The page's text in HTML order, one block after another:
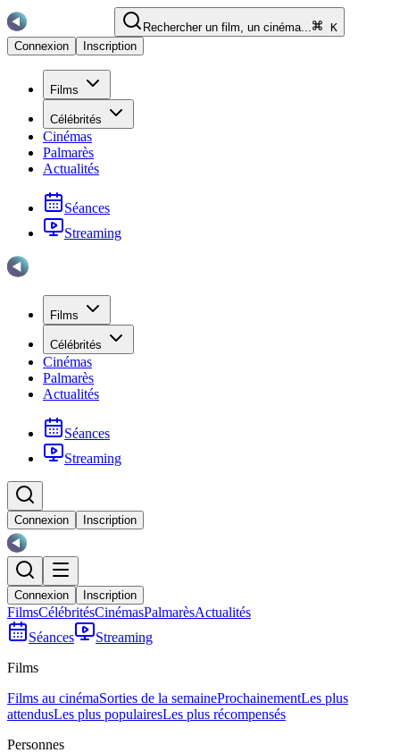
Rechercher un film, un cinéma...
K
Connexion
Inscription
Films
Célébrités
Cinémas
Palmarès
Actualités
Séances
Streaming
Films
Célébrités
Cinémas
Palmarès
Actualités
Séances
Streaming
Connexion Inscription
Connexion Inscription
FilmsCélébritésCinémasPalmarèsActualités
Séances
Streaming
Films
Films au cinémaSorties de la semaineProchainementLes plus
attendusLes plus populairesLes plus récompensés
Personnes